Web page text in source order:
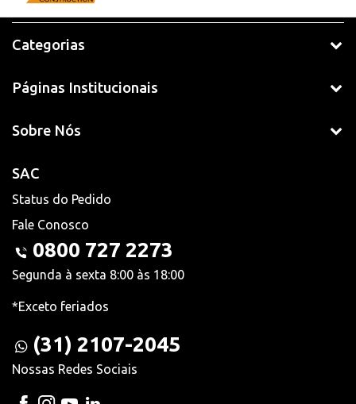
Categorias
Páginas Institucionais
Sobre Nós
SAC
Status do Pedido
Fale Conosco
0800 727 2273
Segunda à sexta 8:00 às 18:00
*Exceto feriados
(31) 2107-2045
Nossas Redes Sociais